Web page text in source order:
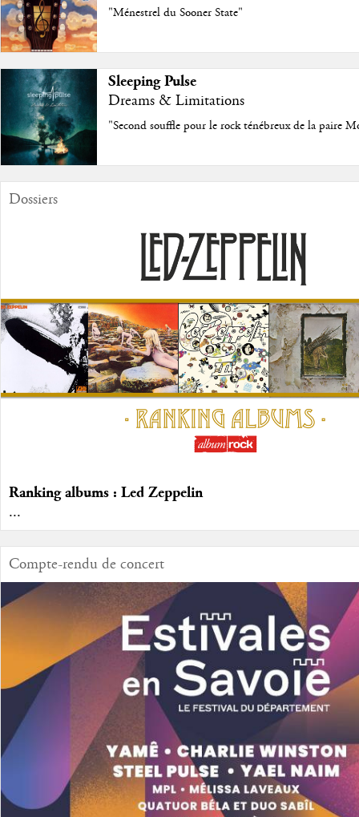
"Ménestrel du Sooner State"
Sleeping Pulse
Dreams & Limitations
"Second souffle pour le rock ténébreux de la paire
Dossiers
Ranking albums : Led Zeppelin
...
Compte-rendu de concert